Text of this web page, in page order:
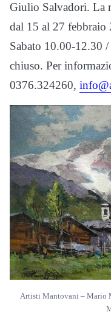
Giulio Salvadori. La
dal 15 al 27 febbraio
Sabato 10.00-12.30
chiuso. Per
0376.324260,
Artisti Mantovani – Mario